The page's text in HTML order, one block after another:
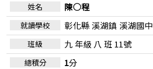
陳○程
彰化縣 溪湖鎮 溪湖國中
九 年級 八 班 11號
1分